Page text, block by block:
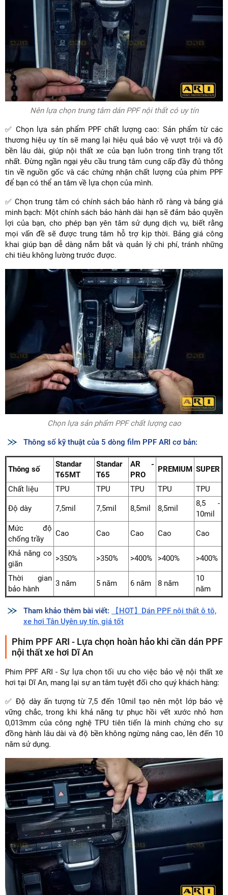
Nên lựa chọn trung tâm dán PPF nội thất có uy tín
✅ Chọn lựa sản phẩm PPF chất lượng cao: Sản phẩm từ các
thương hiệu uy tín sẽ mang lại hiệu quả bảo vệ vượt trội và độ
bền lâu dài, giúp nội thất xe của bạn luôn trong tình trạng tốt
nhất. Đừng ngần ngại yêu cầu trung tâm cung cấp đầy đủ thông
tin về nguồn gốc và các chứng nhận chất lượng của phim PPF
để bạn có thể an tâm về lựa chọn của mình.
✅ Chọn trung tâm có chính sách bảo hành rõ ràng và bảng giá
minh bạch: Một chính sách bảo hành dài hạn sẽ đảm bảo quyền
lợi của bạn, cho phép bạn yên tâm sử dụng dịch vụ, biết rằng
mọi vấn đề sẽ được trung tâm hỗ trợ kịp thời. Bảng giá công
khai giúp bạn dễ dàng nắm bắt và quản lý chi phí, tránh những
chi tiêu không lường trước được.
Chọn lựa sản phẩm PPF chất lượng cao
Thông số kỹ thuật của 5 dòng film PPF ARI cơ bản:
Thông số
Standar
T65MT
Standar
T65
AR -
PRO
PREMIUM SUPER
Chất liệu TPU TPU TPU TPU TPU
Độ dày 7,5mil 7,5mil 8,5mil 8,5mil
8,5 -
10mil
Mức độ
chống trầy
Cao Cao Cao Cao Cao
Khả năng co
giãn
>350% >350% >400% >400% >400%
Thời gian
bảo hành
3 năm 5 năm 6 năm 8 năm
10
năm
Tham khảo thêm bài viết:
【HOT】Dán PPF nội thất ô tô,
xe hơi Tân Uyên uy tín, giá tốt
Phim PPF ARI - Lựa chọn hoàn hảo khi cần dán PPF
nội thất xe hơi Dĩ An
Phim PPF ARI - Sự lựa chọn tối ưu cho việc bảo vệ nội thất xe
hơi tại Dĩ An, mang lại sự an tâm tuyệt đối cho quý khách hàng:
✅ Độ dày ấn tượng từ 7,5 đến 10mil tạo nên một lớp bảo vệ
vững chắc, trong khi khả năng tự phục hồi vết xước nhỏ hơn
0,013mm của công nghệ TPU tiên tiến là minh chứng cho sự
đồng hành lâu dài và độ bền không ngừng nâng cao, lên đến 10
năm sử dụng.